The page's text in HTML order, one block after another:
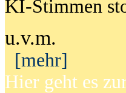
KI-Stimmen
u.v.m.
[mehr]
Hier geht es